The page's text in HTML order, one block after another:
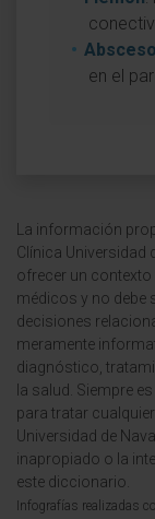
en el
La información
Clínica Universidad
ofrecer un
médicos y no debe
decisiones
meramente
diagnóstico,
la salud. Siempre
para tratar
Universidad de
inapropiado o la
este diccionario.
Infografías realizadas